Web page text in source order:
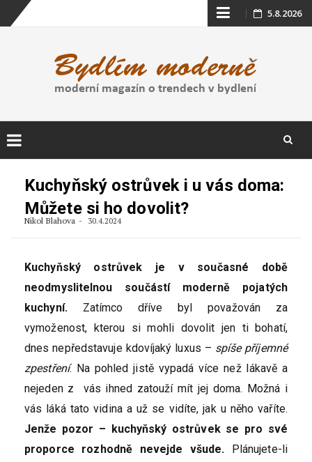
Skip
content
5.8.2026
Kuchyňský ostrůvek i u vás doma:
Můžete si ho dovolit?
Nikol Blahova 30.4.2024
Kuchyňský ostrůvek je v současné době
neodmyslitelnou součástí moderně pojatých
kuchyní.Zatímco dříve byl považován za
vymoženost, kterou si mohli dovolit jen ti bohatí,
dnes nepředstavuje kdovíjaký luxus – spíše příjemné
zpestření. Na pohled jistě vypadá více než lákavě a
nejeden z vás ihned zatouží mít jej doma. Možná i
vás láká tato vidina a už se vidíte, jak u něho vaříte.
Jenže pozor – kuchyňský ostrůvek se pro své
proporce rozhodně nevejde všude. Plánujete-li